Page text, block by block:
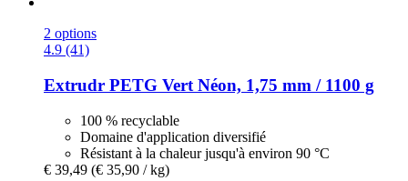
2 options
4.9 (41)
Extrudr PETG Vert Néon, 1,75 mm / 1100 g
100 % recyclable
Domaine d'application diversifié
Résistant à la chaleur jusqu'à environ 90 °C
€ 39,49 (€ 35,90 / kg)